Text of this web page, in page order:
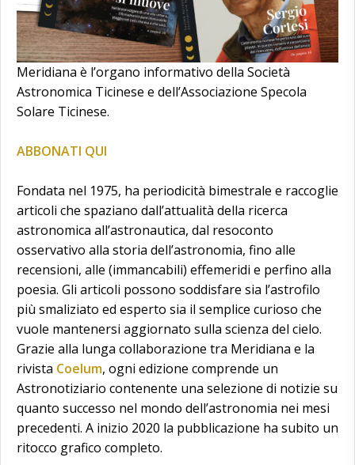
Meridiana è l’organo informativo della Società
Astronomica Ticinese e dell’Associazione Specola
Solare Ticinese.
ABBONATI QUI
Fondata nel 1975, ha periodicità bimestrale e raccoglie
articoli che spaziano dall’attualità della ricerca
astronomica all’astronautica, dal resoconto
osservativo alla storia dell’astronomia, fino alle
recensioni, alle (immancabili) effemeridi e perfino alla
poesia. Gli articoli possono soddisfare sia l’astrofilo
più smaliziato ed esperto sia il semplice curioso che
vuole mantenersi aggiornato sulla scienza del cielo.
Grazie alla lunga collaborazione tra Meridiana e la
rivista Coelum, ogni edizione comprende un
Astronotiziario contenente una selezione di notizie su
quanto successo nel mondo dell’astronomia nei mesi
precedenti. A inizio 2020 la pubblicazione ha subito un
ritocco grafico completo.